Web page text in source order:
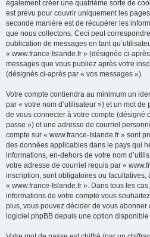
également créer une quatrième sorte de
est prévu pour couvrir uniquement les
seconde manière est de récupérer les
que nous collectons. Ceci peut
publication de messages en tant
« www.france-Islande.fr » (désignée ci-
messages que vous publiez après votre
(désignés ci-après par « vos messages »).
Votre compte contiendra au minimum un
par « votre nom d’utilisateur ») et un mot
de vous connecter à votre compte (désigné
passe ») et une adresse de courriel
compte sur « www.france-Islande.fr » sont
des données applicables dans le pays qui
informations, en-dehors de votre nom
votre adresse de courriel requis par «
inscription, sont obligatoires ou facultatives,
« www.france-Islande.fr ». Dans tous les
informations de votre compte vous
plus, vous pouvez décider de vous
logiciel phpBB depuis une option